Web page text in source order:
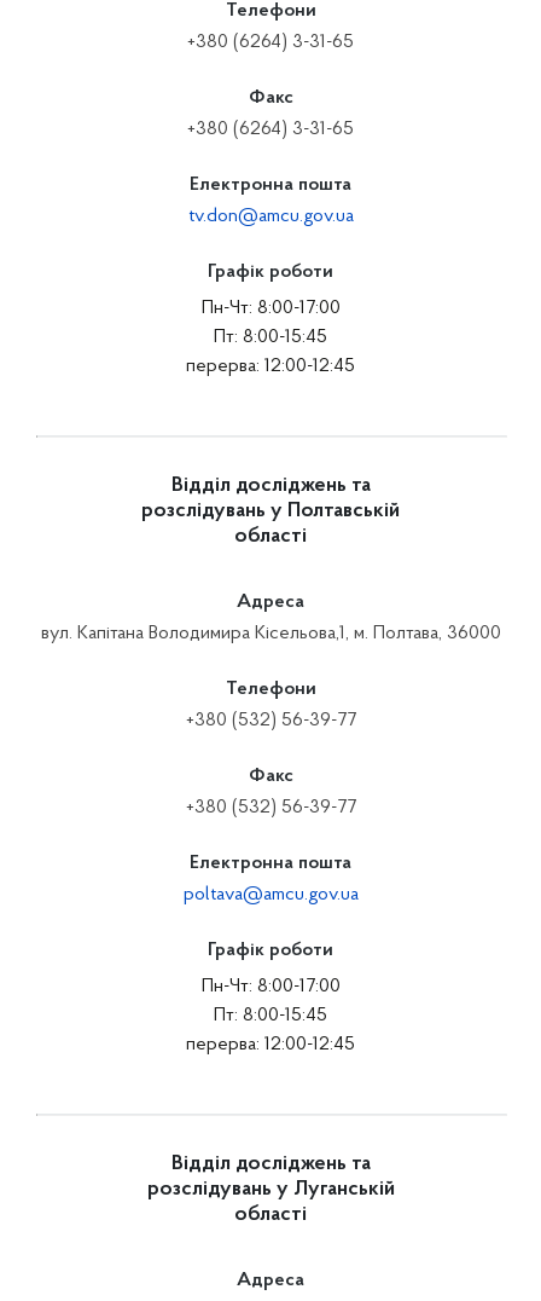
Телефони
+380 (6264) 3-31-65
Факс
+380 (6264) 3-31-65
Електронна пошта
tv.don@amcu.gov.ua
Графік роботи
Пн-Чт: 8:00-17:00
Пт: 8:00-15:45
перерва: 12:00-12:45
Відділ досліджень та
розслідувань у Полтавській
області
Адреса
вул. Капітана Володимира Кісельова,1, м. Полтава, 36000
Телефони
+380 (532) 56-39-77
Факс
+380 (532) 56-39-77
Електронна пошта
poltava@amcu.gov.ua
Графік роботи
Пн-Чт: 8:00-17:00
Пт: 8:00-15:45
перерва: 12:00-12:45
Відділ досліджень та
розслідувань у Луганській
області
Адреса